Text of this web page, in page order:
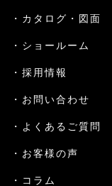
カタログ・図面
ショールーム
採用情報
お問い合わせ
よくあるご質問
お客様の声
コラム